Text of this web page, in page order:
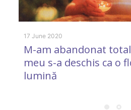
17 June 2020
M-am abandonat
meu s-a deschis ca o
lumină